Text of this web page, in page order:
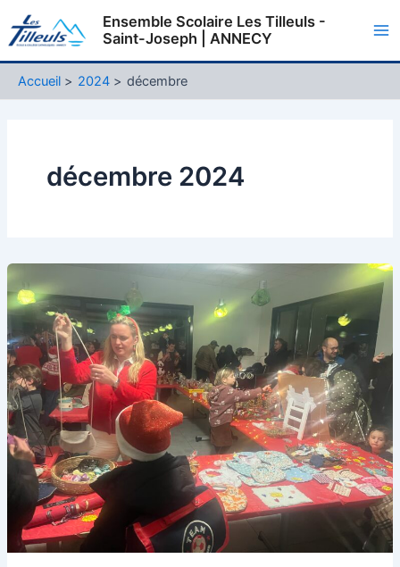
au
Ensemble Scolaire Les Tilleuls -
Saint-Joseph | ANNECY
Accueil 2024 décembre
décembre 2024